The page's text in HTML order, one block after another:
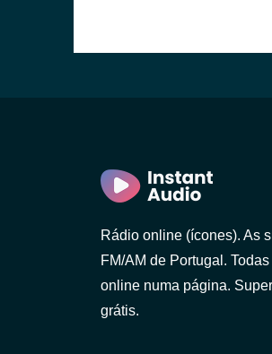
Rádio online (ícones). As
FM/AM de Portugal.
online numa página.
grátis.